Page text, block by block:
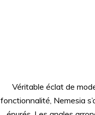
Véritable éclat de
fonctionnalité, Nemesia